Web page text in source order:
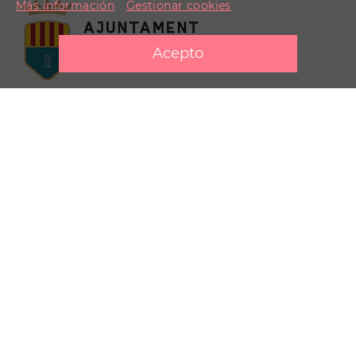
Más información
Gestionar cookies